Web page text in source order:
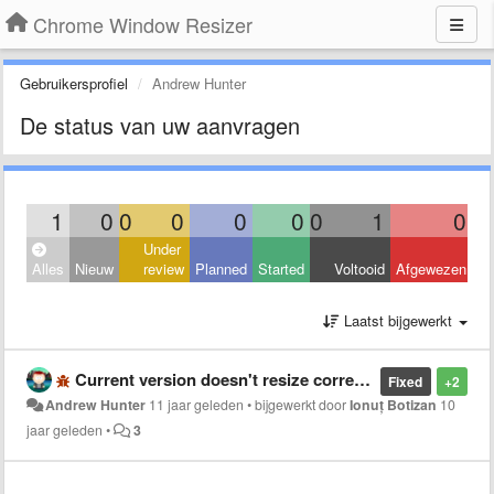
Chrome Window Resizer
Gebruikersprofiel Andrew Hunter
De status van uw aanvragen
1 0 0 0 0 0 0 1 0
Alles Nieuw
Under
review Planned Started Voltooid Afgewezen
Laatst bijgewerkt
+2
Fixed
Current version doesn't resize correctly
Andrew Hunter 11 jaar geleden •bijgewerkt doorIonuț Botizan 10
jaar geleden • 3